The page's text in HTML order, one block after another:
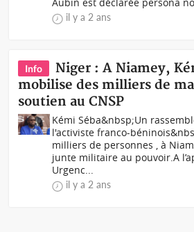
il y a 2 ans
Info
Niger : A Niamey,
mobilise des milliers de
soutien au CNSP
Kémi Séba&nbsp;Un
l'activiste franco-
milliers de personnes , à
junte militaire au pouvoir.A
Urgenc...
il y a 2 ans